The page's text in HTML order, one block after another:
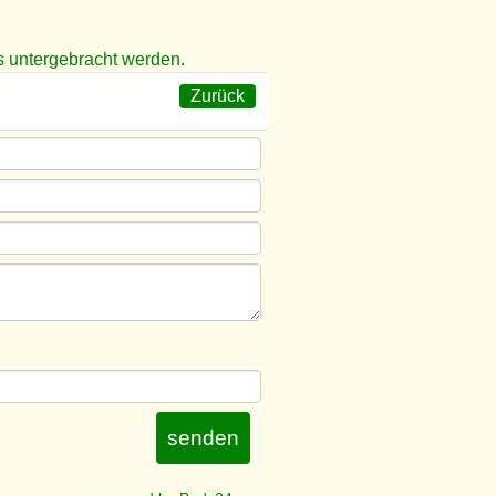
untergebracht werden.
Zurück